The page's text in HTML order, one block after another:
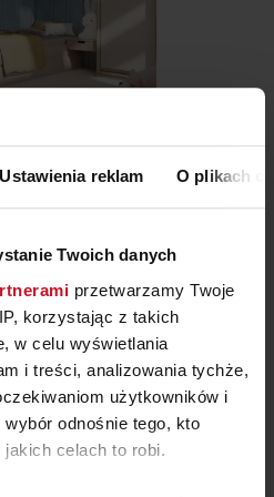
Ustawienia reklam O plikach
Twoich danych
przetwarzamy Twoje
korzystając z takich
w celu wyświetlania
i treści, analizowania tychże,
użytkowników i
odnośnie tego, kto
celach to robi.